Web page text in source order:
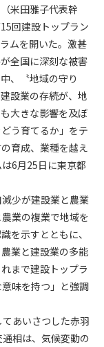
個人情報保護方針
米田雅子代表幹
回建設トップラン
ムを開いた。激甚
全国に深刻な被害
、〝地域の守り
設業の存続が、地
大きな影響を及ぼ
う育てるか」をテ
育成、業種を越え
6月25日に東京都
少が建設業と農業
業の複業で地域を
を示すとともに、
業と建設業の多能
まで建設トップラ
味を持つ」と強調
あいさつした赤羽
相は、気候変動の
更されることが
表示した時点で直
手続きを完了
をした者が以下
合、その者の会
。
合
た場合
員申込手続き処
断した場合
項の何れかに該
消すことがあり